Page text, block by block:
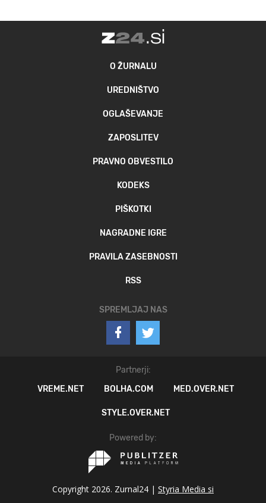
O ŽURNALU
UREDNIŠTVO
OGLAŠEVANJE
ZAPOSLITEV
PRAVNO OBVESTILO
KODEKS
PIŠKOTKI
NAGRADNE IGRE
PRAVILA ZASEBNOSTI
RSS
SPREMLJAJ NAS
Partnerji:
VREME.NET
BOLHA.COM MED.OVER.NET
STYLE.OVER.NET
Powered by:
Copyright 2026. Zurnal24 | Styria Media si